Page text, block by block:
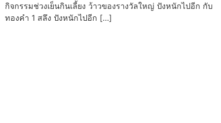
กิจกรรมช่วงเย็นกินเลี้ยง ว้าวของรางวัลใหญ่ ปังหนักไปอีก กับ
ทองคำ 1 สลึง ปังหนักไปอีก […]